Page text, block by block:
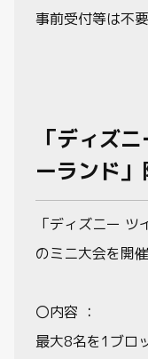
事前受付等は不要
「ディズ
ーランド
「ディズニー
のミニ大会を開催
〇内容 ：
最大8名を1ブロ